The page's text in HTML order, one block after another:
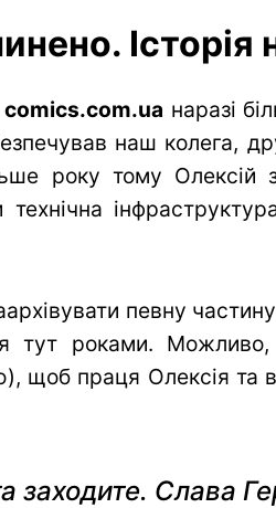
Історія
comics.com.ua наразі
наш колега,
року тому Олексій
певну
тут роками.
щоб праця Олексія та
заходите. Слава